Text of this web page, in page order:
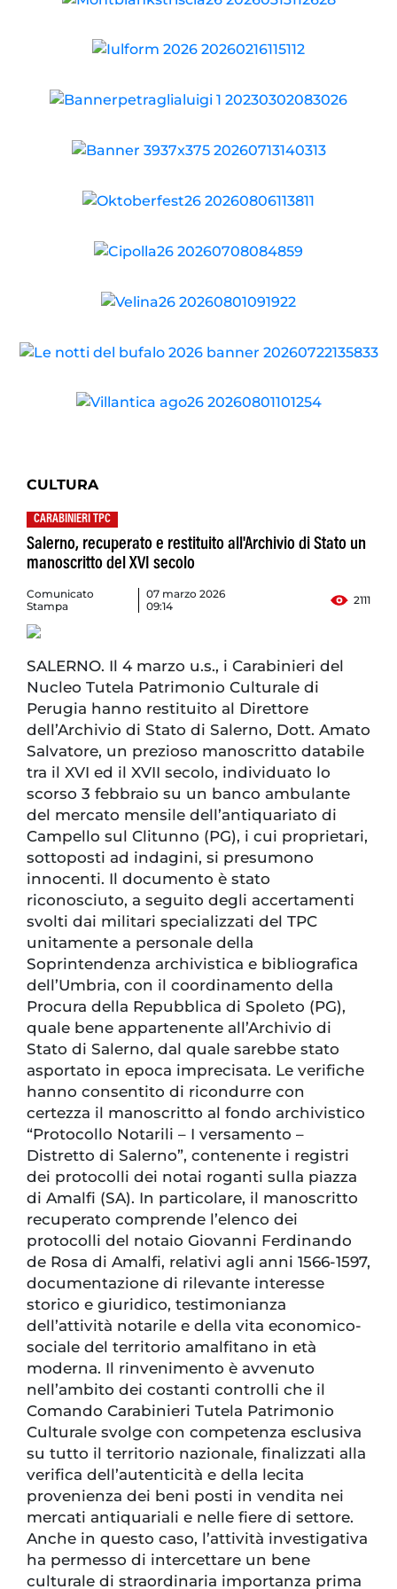
CULTURA
CARABINIERI TPC
Salerno, recuperato e restituito all'Archivio di Stato un
manoscritto del XVI secolo
Comunicato
Stampa
07 marzo 2026
09:14
2111
SALERNO. Il 4 marzo u.s., i Carabinieri del
Nucleo Tutela Patrimonio Culturale di
Perugia hanno restituito al Direttore
dell’Archivio di Stato di Salerno, Dott. Amato
Salvatore, un prezioso manoscritto databile
tra il XVI ed il XVII secolo, individuato lo
scorso 3 febbraio su un banco ambulante
del mercato mensile dell’antiquariato di
Campello sul Clitunno (PG), i cui proprietari,
sottoposti ad indagini, si presumono
innocenti. Il documento è stato
riconosciuto, a seguito degli accertamenti
svolti dai militari specializzati del TPC
unitamente a personale della
Soprintendenza archivistica e bibliografica
dell’Umbria, con il coordinamento della
Procura della Repubblica di Spoleto (PG),
quale bene appartenente all’Archivio di
Stato di Salerno, dal quale sarebbe stato
asportato in epoca imprecisata. Le verifiche
hanno consentito di ricondurre con
certezza il manoscritto al fondo archivistico
“Protocollo Notarili – I versamento –
Distretto di Salerno”, contenente i registri
dei protocolli dei notai roganti sulla piazza
di Amalfi (SA). In particolare, il manoscritto
recuperato comprende l’elenco dei
protocolli del notaio Giovanni Ferdinando
de Rosa di Amalfi, relativi agli anni 1566-1597,
documentazione di rilevante interesse
storico e giuridico, testimonianza
dell’attività notarile e della vita economico-
sociale del territorio amalfitano in età
moderna. Il rinvenimento è avvenuto
nell’ambito dei costanti controlli che il
Comando Carabinieri Tutela Patrimonio
Culturale svolge con competenza esclusiva
su tutto il territorio nazionale, finalizzati alla
verifica dell’autenticità e della lecita
provenienza dei beni posti in vendita nei
mercati antiquariali e nelle fiere di settore.
Anche in questo caso, l’attività investigativa
ha permesso di intercettare un bene
culturale di straordinaria importanza prima